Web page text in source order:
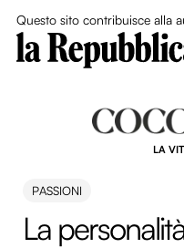
Questo sito contribuisce alla
LA
PASSIONI
La